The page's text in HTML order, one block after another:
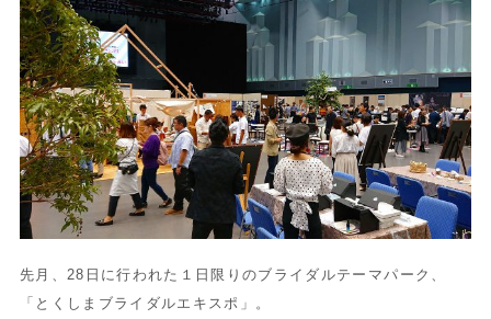
先月、28日に行われた１日限りのブライダルテーマパーク、
「 とくしまブライダルエキスポ」。